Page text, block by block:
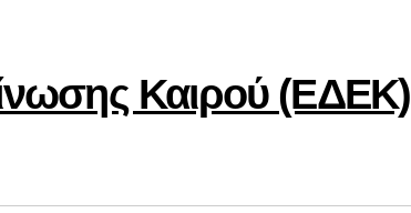
Καιρού (ΕΔΕΚ)